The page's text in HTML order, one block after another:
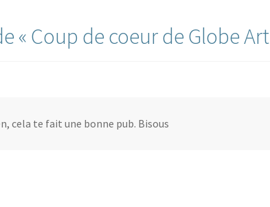
« Coup de coeur de Globe Art
cela te fait une bonne pub. Bisous